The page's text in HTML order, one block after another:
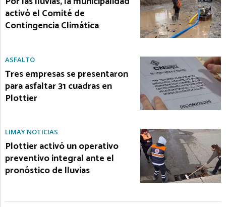
activó el Comité de
Contingencia Climática
ASFALTO
Tres empresas se presentaron
para asfaltar 31 cuadras en
Plottier
LIMAY NOTICIAS
Plottier activó un operativo
preventivo integral ante el
pronóstico de lluvias